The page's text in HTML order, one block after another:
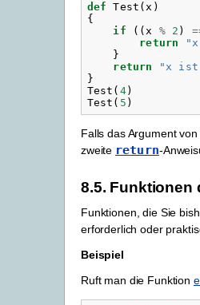
def Test (x )
{
if
((x % 2 )
return
"
}
return
"x ist
}
Test ( 4)
Test ( 5 )
Falls das Argument von
zweite return-
8.5. Funktionen
Funktionen, die Sie
erforderlich oder
Beispiel
Ruft man die Funktion